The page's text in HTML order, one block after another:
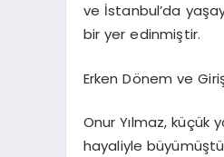
ve İstanbul’da
bir yer edinmiştir.
Erken Dönem ve
Onur Yılmaz,
hayaliyle